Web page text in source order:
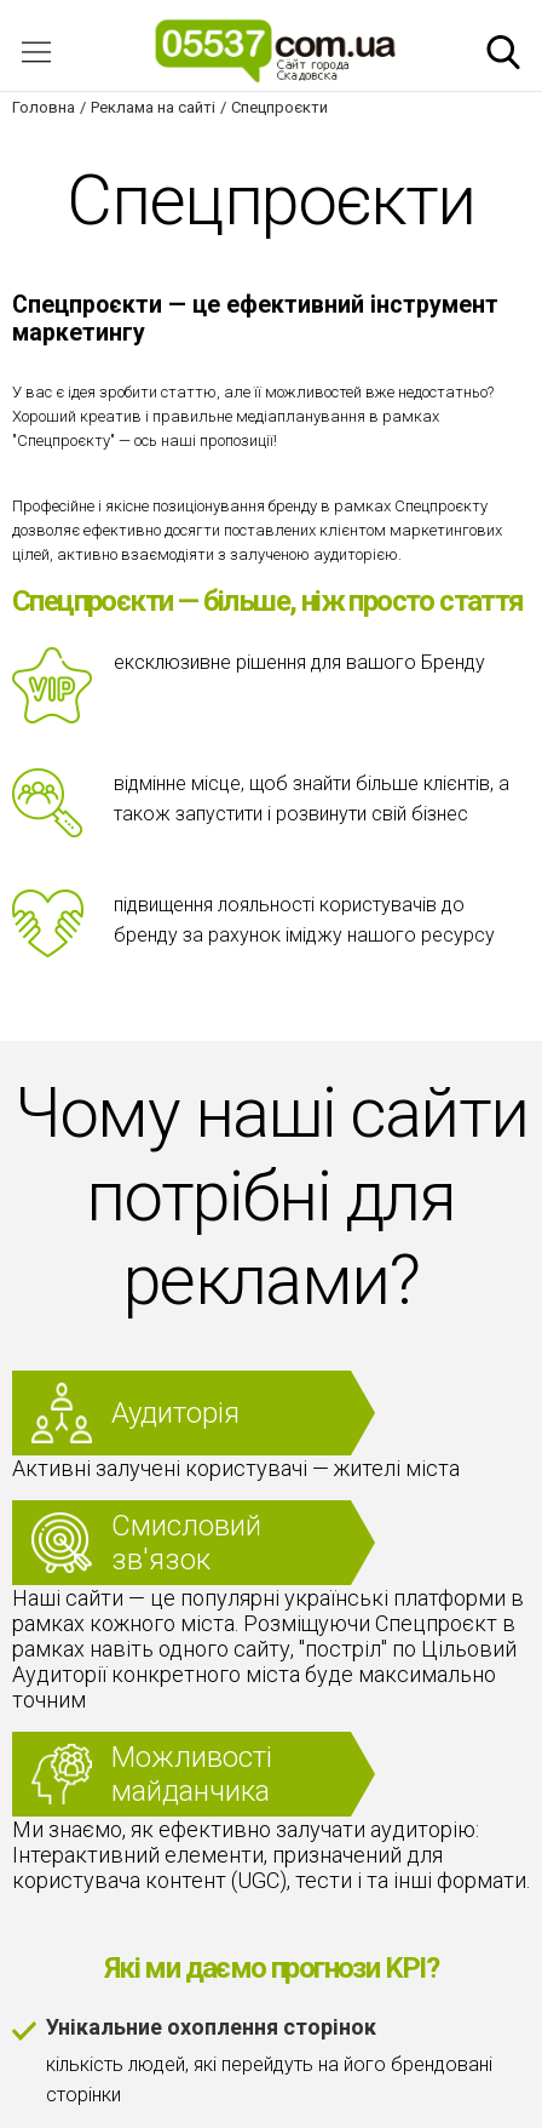
Головна Реклама на сайті Спецпроєкти
Спецпроєкти
Спецпроєкти — це ефективний інструмент
маркетингу
У вас є ідея зробити статтю, але її можливостей вже недостатньо?
Хороший креатив і правильне медіапланування в рамках
"Спецпроєкту" — ось наші пропозиції!
Професійне і якісне позиціонування бренду в рамках Спецпроєкту
дозволяє ефективно досягти поставлених клієнтом маркетингових
цілей, активно взаємодіяти з залученою аудиторією.
Спецпроєкти — більше, ніж просто стаття
ексклюзивне рішення для вашого Бренду
відмінне місце, щоб знайти більше клієнтів, а
також запустити і розвинути свій бізнес
підвищення лояльності користувачів до
бренду за рахунок іміджу нашого ресурсу
Чому наші сайти
потрібні для
реклами?
Аудиторія
Активні залучені користувачі — жителі міста
Смисловий
зв'язок
Наші сайти — це популярні українські платформи в
рамках кожного міста. Розміщуючи Спецпроєкт в
рамках навіть одного сайту, "постріл" по Цільовий
Аудиторії конкретного міста буде максимально
точним
Можливості
майданчика
Ми знаємо, як ефективно залучати аудиторію:
Інтерактивний елементи, призначений для
користувача контент (UGC), тести і та інші формати.
Які ми даємо прогнози KPI?
Унікальние охоплення сторінок
кількість людей, які перейдуть на його брендовані
сторінки